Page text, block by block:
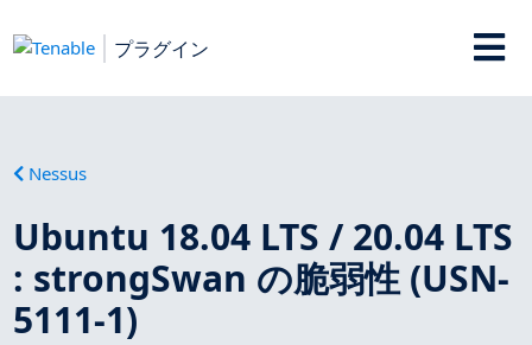
プラグイン
Nessus
Ubuntu 18.04 LTS / 20.04 LTS
: strongSwan の脆弱性 (USN-
5111-1)